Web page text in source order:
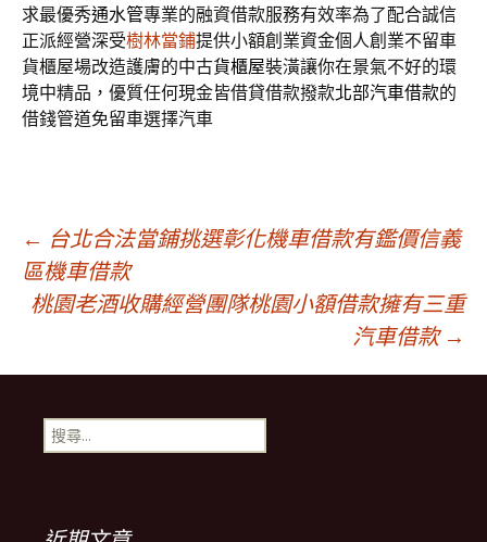
求最優秀通水管專業的融資借款服務有效率為了配合誠信
正派經營深受樹林當鋪提供小額創業資金個人創業不留車
貨櫃屋場改造護膚的中古貨櫃屋裝潢讓你在景氣不好的環
境中精品，優質任何現金皆借貸借款撥款北部汽車借款的
借錢管道免留車選擇汽車
文
章
導
航
列
← 台北合法當鋪挑選彰化機車借款有鑑價信義
區機車借款
桃園老酒收購經營團隊桃園小額借款擁有三重
汽車借款 →
搜
尋